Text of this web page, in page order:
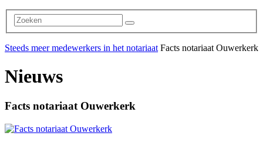
Steeds meer medewerkers in het notariaat Facts notariaat Ouwerkerk
Nieuws
Facts notariaat Ouwerkerk